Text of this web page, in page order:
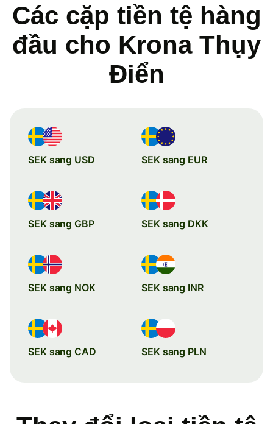
Các cặp tiền tệ hàng
đầu cho Krona Thụy
Điển
SEK sang USD SEK sang EUR
SEK sang GBP SEK sang DKK
SEK sang NOK SEK sang INR
SEK sang CAD SEK sang PLN